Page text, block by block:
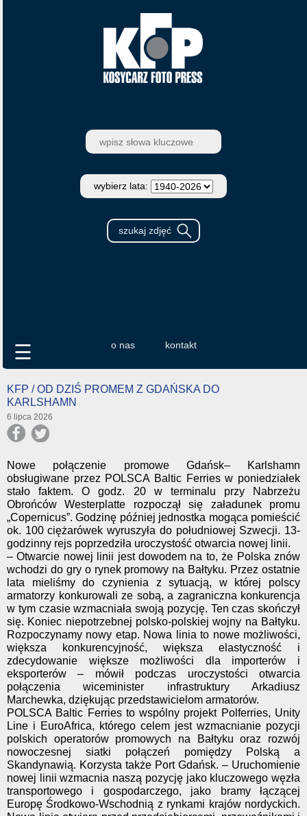
wybierz lata:
o nas kontakt
☰
KFP / OD DZIŚ PROMEM Z GDAŃSKA DO
KARLSHAMN
6 lipca 2026
Nowe połączenie promowe Gdańsk– Karlshamn
obsługiwane przez POLSCA Baltic Ferries w poniedziałek
stało faktem. O godz. 20 w terminalu przy Nabrzeżu
Obrońców Westerplatte rozpoczął się załadunek promu
„Copernicus”. Godzinę później jednostka mogąca pomieścić
ok. 100 ciężarówek wyruszyła do południowej Szwecji. 13-
godzinny rejs poprzedziła uroczystość otwarcia nowej linii.
– Otwarcie nowej linii jest dowodem na to, że Polska znów
wchodzi do gry o rynek promowy na Bałtyku. Przez ostatnie
lata mieliśmy do czynienia z sytuacją, w której polscy
armatorzy konkurowali ze sobą, a zagraniczna konkurencja
w tym czasie wzmacniała swoją pozycję. Ten czas skończył
się. Koniec niepotrzebnej polsko-polskiej wojny na Bałtyku.
Rozpoczynamy nowy etap. Nowa linia to nowe możliwości,
większa konkurencyjność, większa elastyczność i
zdecydowanie większe możliwości dla importerów i
eksporterów – mówił podczas uroczystości otwarcia
połączenia wiceminister infrastruktury Arkadiusz
Marchewka, dziękując przedstawicielom armatorów.
POLSCA Baltic Ferries to wspólny projekt Polferries, Unity
Line i EuroAfrica, którego celem jest wzmacnianie pozycji
polskich operatorów promowych na Bałtyku oraz rozwój
nowoczesnej siatki połączeń pomiędzy Polską a
Skandynawią. Korzysta także Port Gdańsk. – Uruchomienie
nowej linii wzmacnia naszą pozycję jako kluczowego węzła
transportowego i gospodarczego, jako bramy łączącej
Europę Środkowo-Wschodnią z rynkami krajów nordyckich.